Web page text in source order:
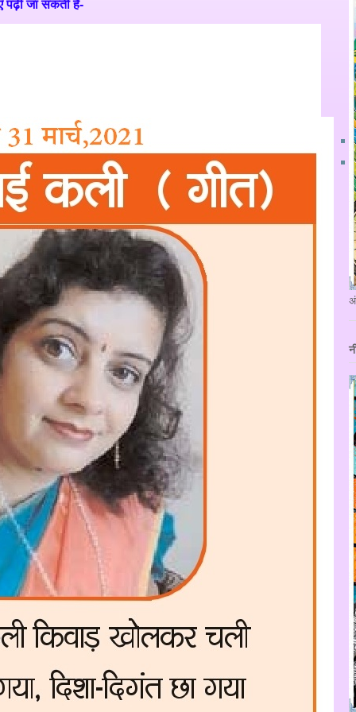
पढ़ी जा सकती हैं-